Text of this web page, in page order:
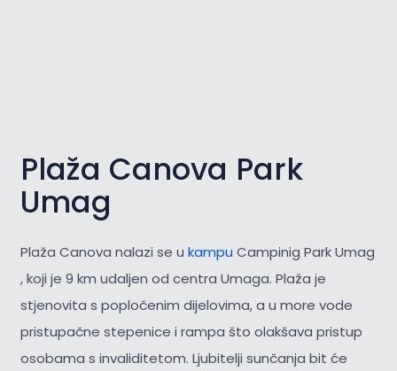
Plaža Canova Park
Umag
Plaža Canova nalazi se u kampu Campinig Park Umag
, koji je 9 km udaljen od centra Umaga. Plaža je
stjenovita s popločenim dijelovima, a u more vode
pristupačne stepenice i rampa što olakšava pristup
osobama s invaliditetom. Ljubitelji sunčanja bit će